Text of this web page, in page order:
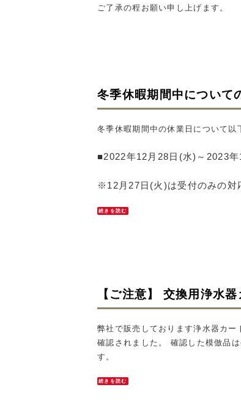
ご了承の程お願い申し上げます。
冬季休暇期間中について
冬季休暇期間中の休業日について以
■2022年12月28日(水)～2023
※12月27日(火)は受付のみの対
続きを読む
【ご注意】 交換用浄水
弊社で販売しております浄水器カ
確認されました。 確認した模倣品
す。
続きを読む